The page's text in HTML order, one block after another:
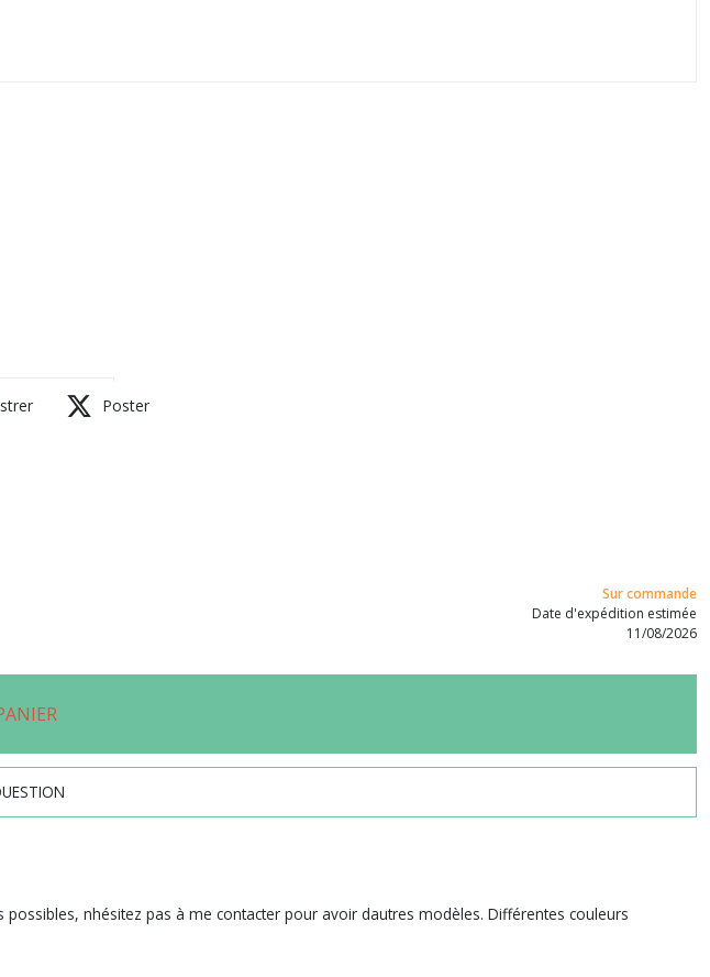
Poster
Sur commande
Date d'expédition estimée
11/08/2026
nhésitez pas à me contacter pour avoir dautres modèles. Différentes couleurs